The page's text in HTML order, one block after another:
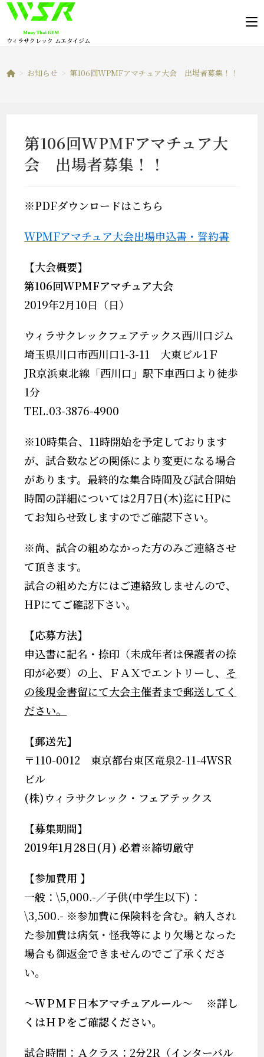
コ
ウィラサクレック ムエタイジム
> お知らせ > 第106回WPMFアマチュア大会 出場者募集！！
第106回WPMFアマチュア大
会 出場者募集！！
※PDFダウンロードはこちら
WPMFアマチュア大会出場申込書・誓約書
【大会概要】
第106回WPMFアマチュア大会
2019年2月10日（日）
ウィラサクレックフェアテックス西川口ジム
埼玉県川口市西川口1-3-11 大東ビル1Ｆ
JR京浜東北線「西川口」駅下車西口より徒歩
1分
TEL.03-3876-4900
※10時集合、 11時開始を予定しております
が、試合数などの関係により変更になる場合
があります。最終的な集合時間及び試合開始
時間の詳細については2月7日(木)迄にHPに
てお知らせ致しますのでご確認下さい。
※尚、試合の組めなかった方のみご連絡させ
て頂きます。
試合の組めた方にはご連絡致しませんので、
HPにてご確認下さい。
【応募方法】
申込書に記名・捺印（未成年者は保護者の捺
印が必要）の上、
ＦＡＸでエントリーし、 そ
の後現金書留にて大会主催者まで郵送してく
ださい。
【郵送先】
〒110-0012 東京都台東区竜泉2-11-4WSR
ビル
(株)ウィラサクレック・フェアテックス
【募集期間】
2019年1月28日(月)必着※締切厳守
【参加費用 】
一般：\5,000.-／子供(中学生以下)：
\3,500.- ※参加費に保険料を含む。納入され
た参加費は病気・怪我等により欠場となった
場合も御返金できませんのでご了承くださ
い。
～ＷＰＭＦ日本アマチュアルール～
※詳し
くはＨＰをご確認ください。
試合時間：Ａクラス： 2分2R （インターバル